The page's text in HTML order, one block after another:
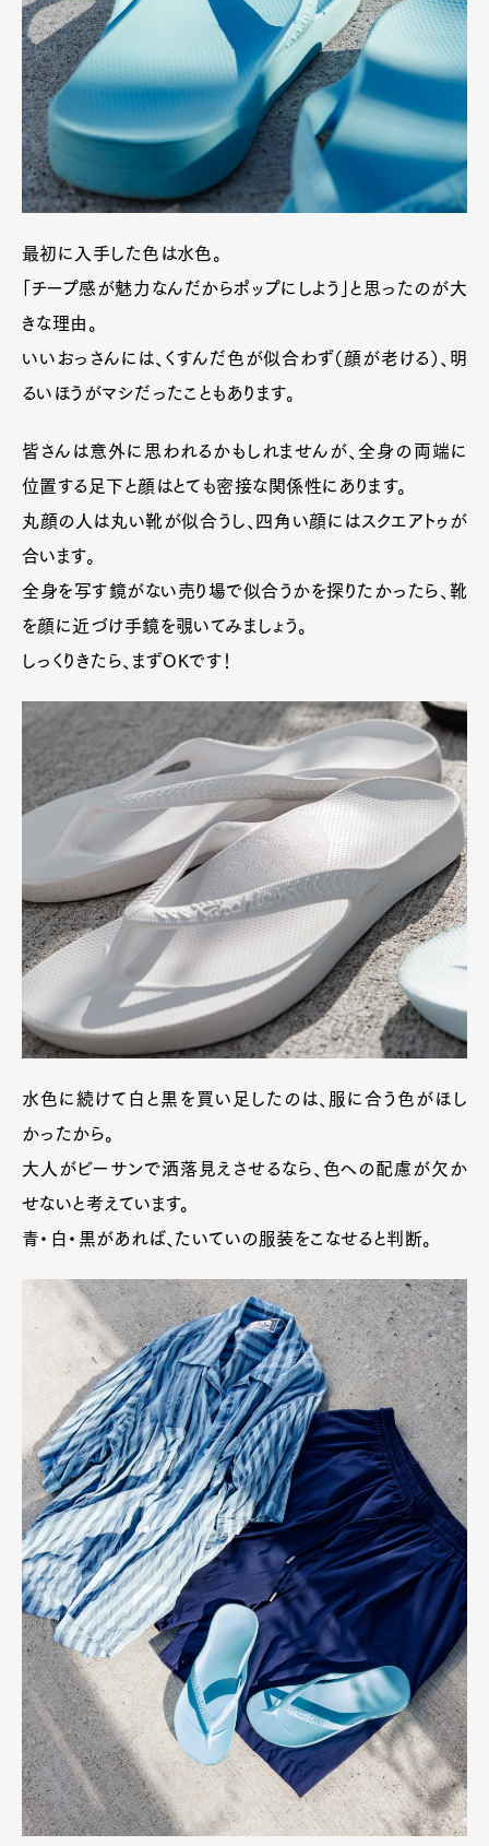
最初に入手した色は水色。
「チープ感が魅力なんだからポップにしよう」と思ったのが大
きな理由。
いいおっさんには、くすんだ色が似合わず（顔が老ける）、明
るいほうがマシだったこともあります。
皆さんは意外に思われるかもしれませんが、全身の両端に
位置する足下と顔はとても密接な関係性にあります。
丸顔の人は丸い靴が似合うし、四角い顔にはスクエアトゥが
合います。
全身を写す鏡がない売り場で似合うかを探りたかったら、靴
を顔に近づけ手鏡を覗いてみましょう。
しっくりきたら、まずOKです！
水色に続けて白と黒を買い足したのは、服に合う色がほし
かったから。
大人がビーサンで洒落見えさせるなら、色への配慮が欠か
せないと考えています。
青・白・黒があれば、たいていの服装をこなせると判断。